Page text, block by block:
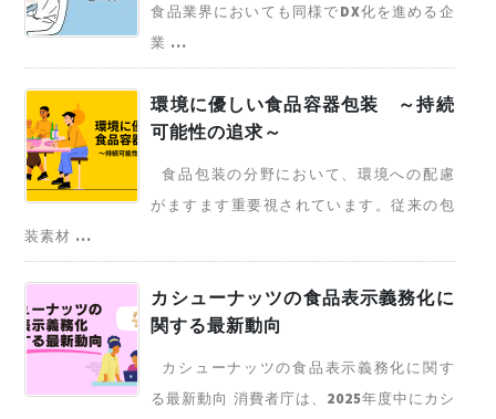
食品業界においても同様でDX化を進める企
業 ...
環境に優しい食品容器包装 ～持続
可能性の追求～
食品包装の分野において、環境への配慮
がますます重要視されています。従来の包
装素材 ...
カシューナッツの食品表示義務化に
関する最新動向
カシューナッツの食品表示義務化に関す
る最新動向 消費者庁は、2025年度中にカシ